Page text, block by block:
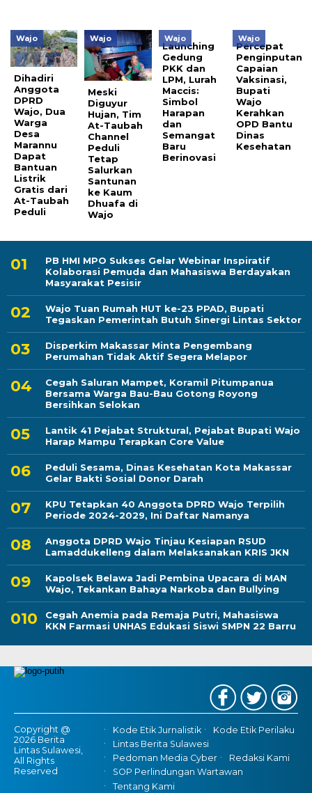
Wajo
Dihadiri
Anggota
DPRD
Wajo, Dua
Warga
Desa
Marannu
Dapat
Bantuan
Listrik
Gratis dari
At-Taubah
Peduli
Wajo
Meski
Diguyur
Hujan, Tim
At-Taubah
Channel
Peduli
Tetap
Salurkan
Santunan
ke Kaum
Dhuafa di
Wajo
Wajo
Launching
Gedung
PKK dan
LPM, Lurah
Maccis:
Simbol
Harapan
dan
Semangat
Baru
Berinovasi
Wajo
Percepat
Penginputan
Capaian
Vaksinasi,
Bupati
Wajo
Kerahkan
OPD Bantu
Dinas
Kesehatan
PB HMI MPO Sukses Gelar Webinar Inspiratif
Kolaborasi Pemuda dan Mahasiswa Berdayakan
Masyarakat Pesisir
Wajo Tuan Rumah HUT ke-23 PPAD, Bupati
Tegaskan Pemerintah Butuh Sinergi Lintas Sektor
Disperkim Makassar Minta Pengembang
Perumahan Tidak Aktif Segera Melapor
Cegah Saluran Mampet, Koramil Pitumpanua
Bersama Warga Bau-Bau Gotong Royong
Bersihkan Selokan
Lantik 41 Pejabat Struktural, Pejabat Bupati Wajo
Harap Mampu Terapkan Core Value
Peduli Sesama, Dinas Kesehatan Kota Makassar
Gelar Bakti Sosial Donor Darah
KPU Tetapkan 40 Anggota DPRD Wajo Terpilih
Periode 2024-2029, Ini Daftar Namanya
Anggota DPRD Wajo Tinjau Kesiapan RSUD
Lamaddukelleng dalam Melaksanakan KRIS JKN
Kapolsek Belawa Jadi Pembina Upacara di MAN
Wajo, Tekankan Bahaya Narkoba dan Bullying
Cegah Anemia pada Remaja Putri, Mahasiswa
KKN Farmasi UNHAS Edukasi Siswi SMPN 22 Barru
Copyright @
2026 Berita
Lintas Sulawesi,
All Rights
Reserved
Kode Etik Jurnalistik
Kode Etik Perilaku
Lintas Berita Sulawesi
Pedoman Media Cyber
Redaksi Kami
SOP Perlindungan Wartawan
Tentang Kami